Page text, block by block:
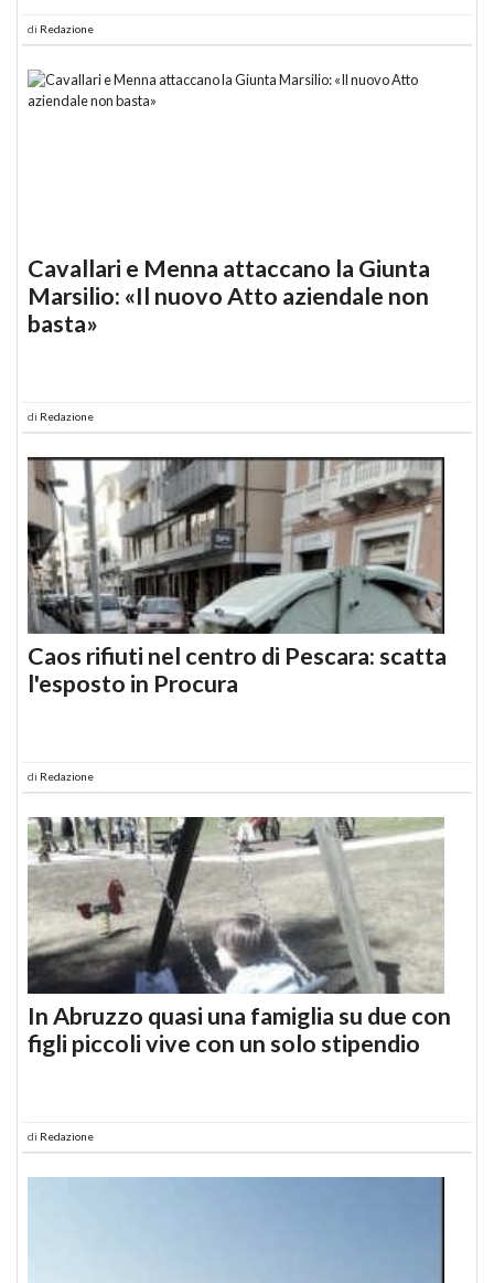
di Redazione
Cavallari e Menna attaccano la Giunta
Marsilio: «Il nuovo Atto aziendale non
basta»
di Redazione
Caos rifiuti nel centro di Pescara: scatta
l'esposto in Procura
di Redazione
In Abruzzo quasi una famiglia su due con
figli piccoli vive con un solo stipendio
di Redazione